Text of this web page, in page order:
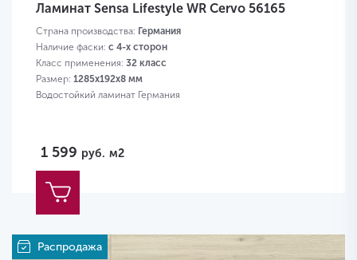
Ламинат Sensa Lifestyle WR Cervo 56165
Страна производства: Германия
Наличие фаски: с 4-х сторон
Класс применения: 32 класс
Размер: 1285х192х8 мм
Водостойкий ламинат Германия
1 599 руб. м2
Распродажа